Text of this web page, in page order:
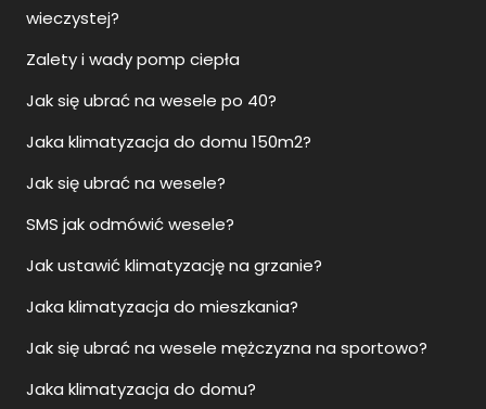
wieczystej?
Zalety i wady pomp ciepła
Jak się ubrać na wesele po 40?
Jaka klimatyzacja do domu 150m2?
Jak się ubrać na wesele?
SMS jak odmówić wesele?
Jak ustawić klimatyzację na grzanie?
Jaka klimatyzacja do mieszkania?
Jak się ubrać na wesele mężczyzna na sportowo?
Jaka klimatyzacja do domu?